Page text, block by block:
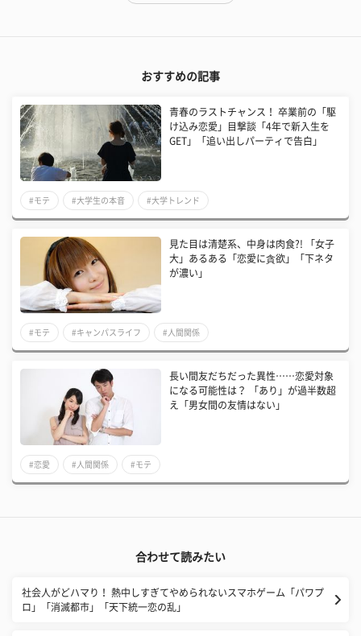
おすすめの記事
青春のラストチャンス！ 卒業前の「駆
け込み恋愛」目撃談「4年で新入生を
GET」「追い出しパーティで告白」
#モテ #大学生の本音 #大学トレンド
見た目は清楚系、中身は肉食?! 「女子
大」あるある「恋愛に貪欲」「下ネタ
が濃い」
#モテ #キャンパスライフ #人間関係
長い間友だちだった異性……恋愛対象
になる可能性は？ 「あり」が過半数超
え「男女間の友情はない」
#恋愛 #人間関係 #モテ
合わせて読みたい
社会人がどハマり！ 熱中しすぎてやめられないスマホゲーム「パワプ
ロ」「消滅都市」「天下統一恋の乱」